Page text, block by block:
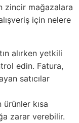
zincir mağazalara
için nelere
alırken yetkili
edin. Fatura,
satıcılar
kısa
zarar verebilir.